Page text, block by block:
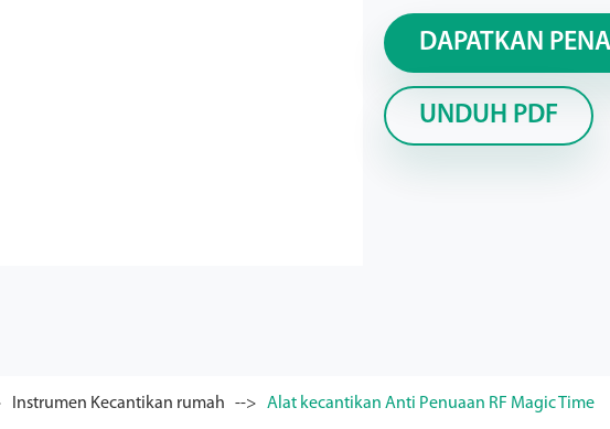
DAPATKAN
UNDUH PDF
Instrumen Kecantikan rumah Alat kecantikan Anti Penuaan RF Magic Time